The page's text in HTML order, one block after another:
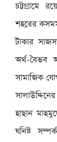
চট্টগ্রামে
শহরের
টাকার
অর্থ-বৈভব
সামাজিক
হাছান
ঘনিষ্ট